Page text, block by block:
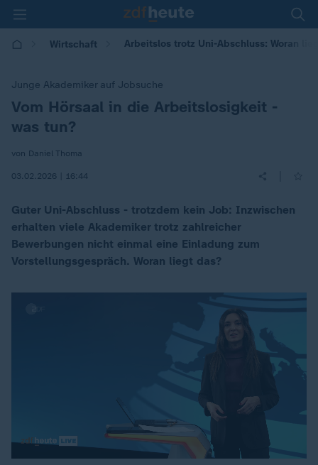
Wirtschaft Arbeitslos trotz Uni-Abschluss: Woran
Junge Akademiker auf Jobsuche
:
Vom Hörsaal in die Arbeitslosigkeit -
was tun?
von Daniel Thoma
03.02.2026 | 16:44
Guter Uni-Abschluss - trotzdem kein Job: Inzwischen
erhalten viele Akademiker trotz zahlreicher
Bewerbungen nicht einmal eine Einladung zum
Vorstellungsgespräch. Woran liegt das?